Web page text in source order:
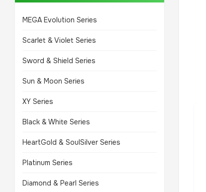
MEGA Evolution Series
Scarlet & Violet Series
Sword & Shield Series
Sun & Moon Series
XY Series
Black & White Series
HeartGold & SoulSilver Series
Platinum Series
Diamond & Pearl Series